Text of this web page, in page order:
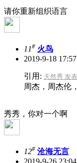
请你重新组织语言
11# 火鸟
2019-9-18 17:57
引用: 天然秀 发
周杰，周杰伦
秀秀，你对一个啊
12# 沧海无言